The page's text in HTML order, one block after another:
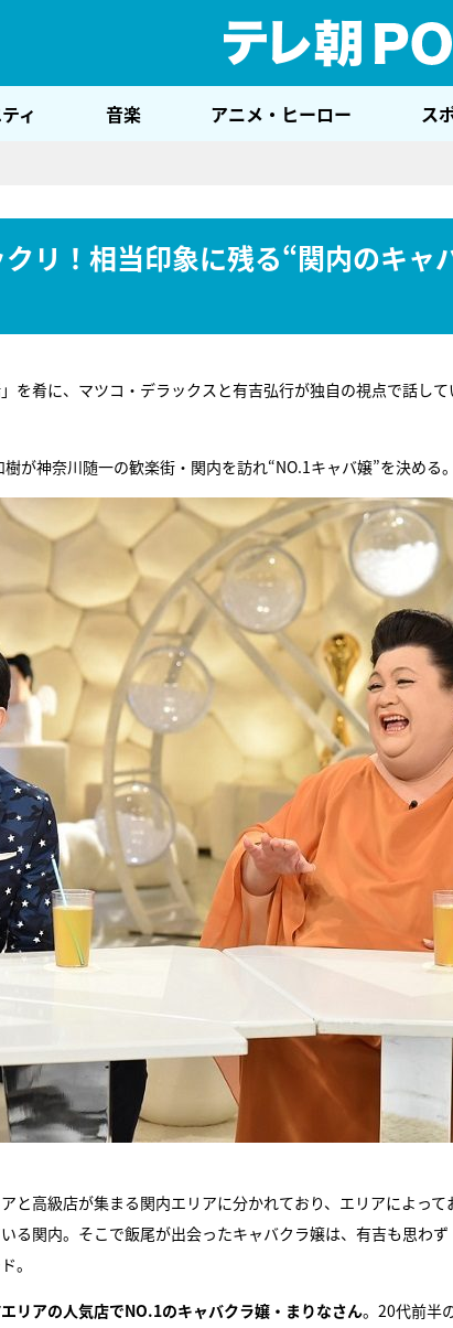
ィ 音楽 アニメ・ヒーロー ス
リ！相当印象に残る“関内のキャ
を肴に、マツコ・デラックスと有吉弘行が独自の視点で話し
が神奈川随一の歓楽街・関内を訪れ“NO.1キャバ嬢”を決める。
と高級店が集まる関内エリアに分かれており、エリアによって
る関内。そこで飯尾が出会ったキャバクラ嬢は、有吉も思わ
。
リアの人気店でNO.1のキャバクラ嬢・まりなさん。20代前半
『
E
ビ